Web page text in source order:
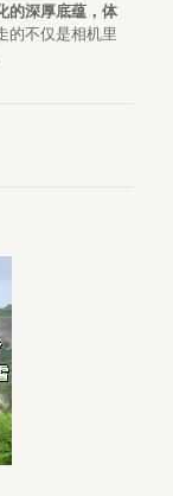
的深厚底蕴，体
的不仅是相机里